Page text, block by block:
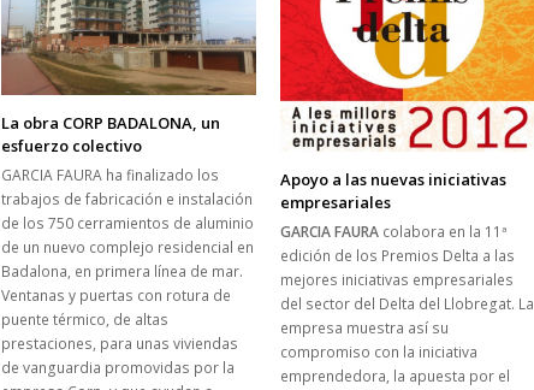
La obra CORP BADALONA, un
esfuerzo colectivo
GARCIA FAURA ha finalizado los
trabajos de fabricación e instalación
de los 750 cerramientos de aluminio
de un nuevo complejo residencial en
Badalona, en primera línea de mar.
Ventanas y puertas con rotura de
puente térmico, de altas
prestaciones, para unas viviendas
de vanguardia promovidas por la
Apoyo a las nuevas iniciativas
empresariales
GARCIA FAURA colabora en la 11ª
edición de los Premios Delta a las
mejores iniciativas empresariales
del sector del Delta del Llobregat. La
empresa muestra así su
compromiso con la iniciativa
emprendedora, la apuesta por el